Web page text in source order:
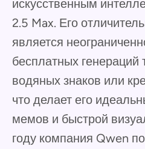
искусственным
2.5 Max. Его
является
бесплатных генераций
водяных знаков или
что делает его
мемов и быстрой
году компания Qwen